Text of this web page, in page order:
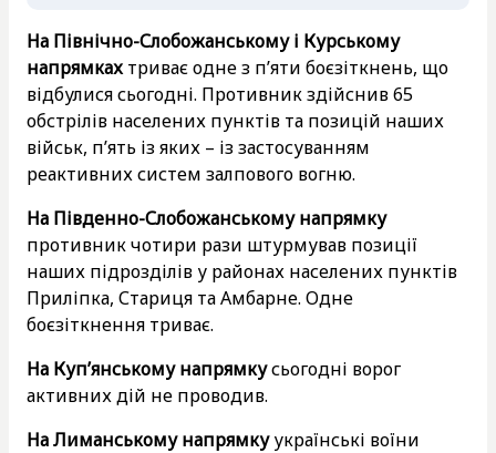
На Північно-Слобожанському і Курському
напрямкахтриває одне з п’яти боєзіткнень, що
відбулися сьогодні. Противник здійснив 65
обстрілів населених пунктів та позицій наших
військ, п’ять із яких – із застосуванням
реактивних систем залпового вогню.
На Південно-Слобожанському напрямку
противник чотири рази штурмував позиції
наших підрозділів у районах населених пунктів
Приліпка, Стариця та Амбарне. Одне
боєзіткнення триває.
На Куп’янському напрямкусьогодні ворог
активних дій не проводив.
На Лиманському напрямкуукраїнські воїни